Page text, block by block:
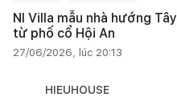
NI Villa mẫu nhà hướng
từ phố cổ Hội An
27/06/2026, lúc 20:13
HIEUHOUSE